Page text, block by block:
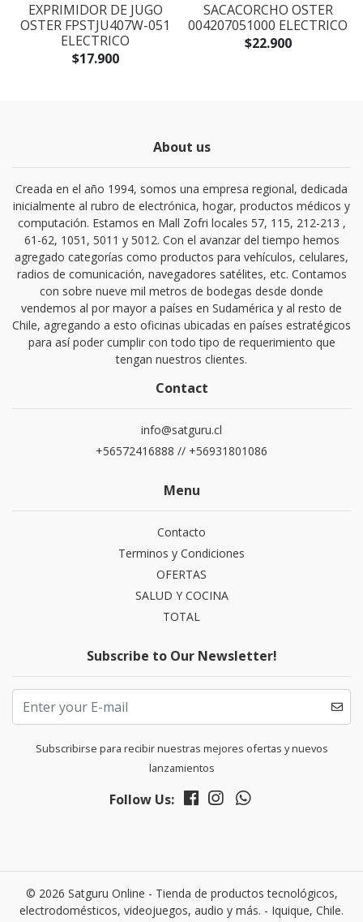
EXPRIMIDOR DE JUGO
OSTER FPSTJU407W-051
ELECTRICO
$17.900
SACACORCHO OSTER
004207051000 ELECTRICO
$22.900
About us
Creada en el año 1994, somos una empresa regional, dedicada
inicialmente al rubro de electrónica, hogar, productos médicos y
computación. Estamos en Mall Zofri locales 57, 115, 212-213 ,
61-62, 1051, 5011 y 5012. Con el avanzar del tiempo hemos
agregado categorías como productos para vehículos, celulares,
radios de comunicación, navegadores satélites, etc. Contamos
con sobre nueve mil metros de bodegas desde donde
vendemos al por mayor a países en Sudamérica y al resto de
Chile, agregando a esto oficinas ubicadas en países estratégicos
para así poder cumplir con todo tipo de requerimiento que
tengan nuestros clientes.
Contact
info@satguru.cl
+56572416888 // +56931801086
Menu
Contacto
Terminos y Condiciones
OFERTAS
SALUD Y COCINA
TOTAL
Subscribe to Our Newsletter!
Subscribirse para recibir nuestras mejores ofertas y nuevos
lanzamientos
Follow Us:
© 2026 Satguru Online - Tienda de productos tecnológicos,
electrodomésticos, videojuegos, audio y más. - Iquique, Chile.